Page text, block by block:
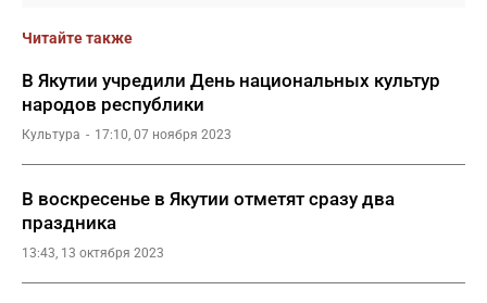
Читайте также
В Якутии учредили День национальных культур
народов республики
Культура 17:10, 07 ноября 2023
В воскресенье в Якутии отметят сразу два
праздника
13:43, 13 октября 2023